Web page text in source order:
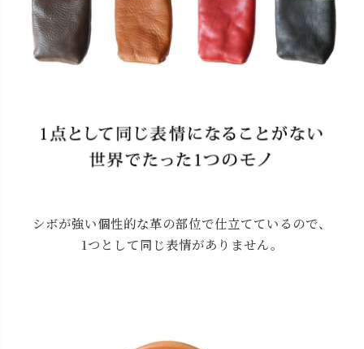
シボが強い個性的な革の部位で仕立てているので、
1つとして同じ表情がありません。